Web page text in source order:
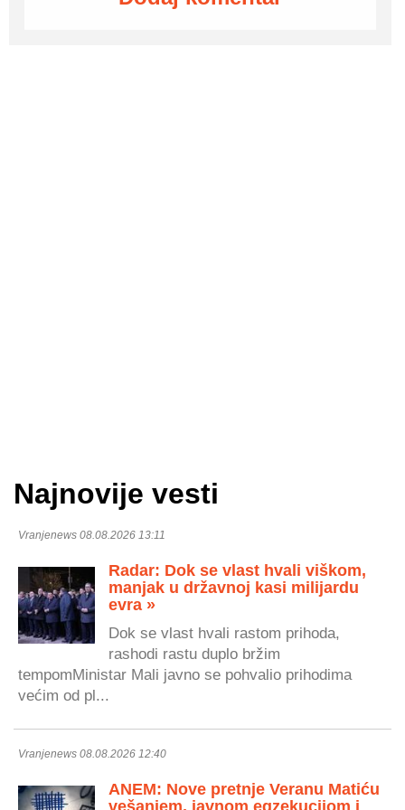
Najnovije vesti
Vranjenews 08.08.2026 13:11
Radar: Dok se vlast hvali viškom,
manjak u državnoj kasi milijardu
evra »
Dok se vlast hvali rastom prihoda,
rashodi rastu duplo bržim
tempomMinistar Mali javno se pohvalio prihodima
većim od pl...
Vranjenews 08.08.2026 12:40
ANEM: Nove pretnje Veranu Matiću